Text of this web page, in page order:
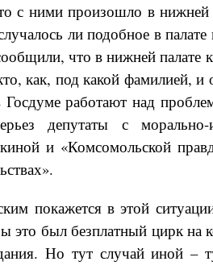
с ними произошло в нижней
ли подобное в палате
что в нижней палате
как, под какой фамилией, и
работают над
депутаты с морально-
и «Комсомольской
покажется в этой
это был безплатный цирк на
Но тут случай иной –